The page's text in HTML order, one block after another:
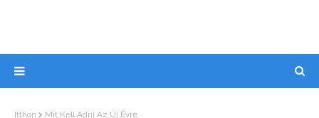
Itthon Mit Kell Adni Az Új Évre